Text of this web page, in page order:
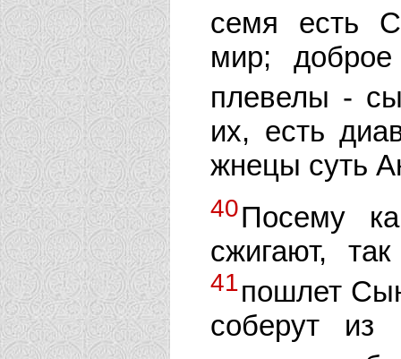
семя есть
мир;
плевелы -
их, есть
жнецы суть
40Посему
сжигают,
41пошлет
соберут